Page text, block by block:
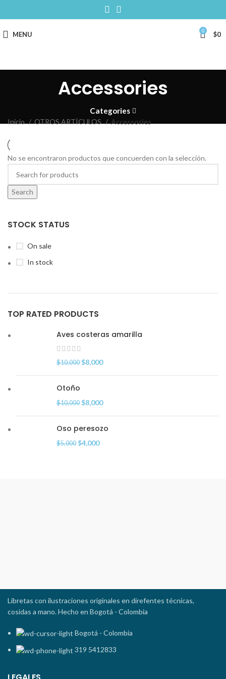
MENU 0 $0
Accessories
Categories
STOCK STATUS
On sale
In stock
TOP RATED PRODUCTS
Aves costeras amarilla
$10,000 $8,000
Otoño
$10,000 $8,000
Oso peresozo
$5,000 $4,000
Inicio OTROS ARTÍCULOS Accessories
No se encontraron productos que concuerden con la selección.
Search
Libretas con ilustraciones originales en direfentes técnicas,
cosidas a mano. Hecho en Bogotá - Colombia
Bogotá - Colombia
319 5412833